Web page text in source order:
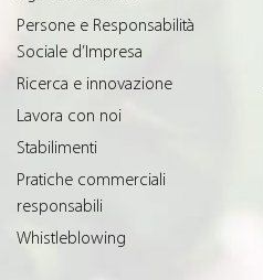
Persone e Responsabilità
Sociale d’Impresa
Ricerca e innovazione
Lavora con noi
Stabilimenti
Pratiche commerciali
responsabili
Whistleblowing